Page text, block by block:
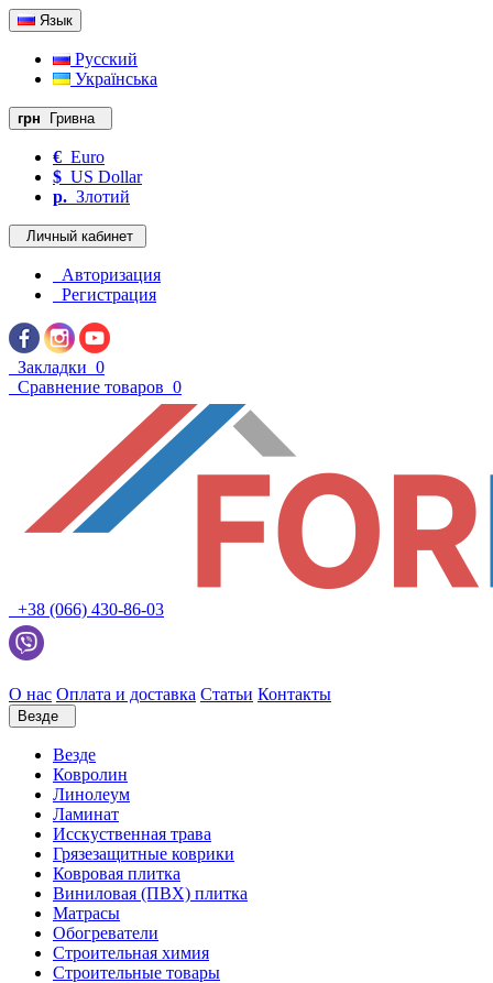
Язык
Русский
Українська
грн Гривна
€ Euro
$ US Dollar
р. Злотий
Личный кабинет
Авторизация
Регистрация
Закладки 0
Сравнение товаров 0
+38 (066) 430-86-03
О нас Оплата и доставка Статьи Контакты
Везде
Везде
Ковролин
Линолеум
Ламинат
Исскуственная трава
Грязезащитные коврики
Ковровая плитка
Виниловая (ПВХ) плитка
Матрасы
Обогреватели
Строительная химия
Строительные товары